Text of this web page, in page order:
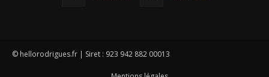
© hellorodrigues.fr | Siret : 923 942 882 00013